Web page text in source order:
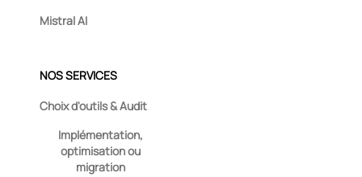
Mistral AI
NOS SERVICES
Choix d'outils & Audit
Implémentation,
optimisation ou
migration